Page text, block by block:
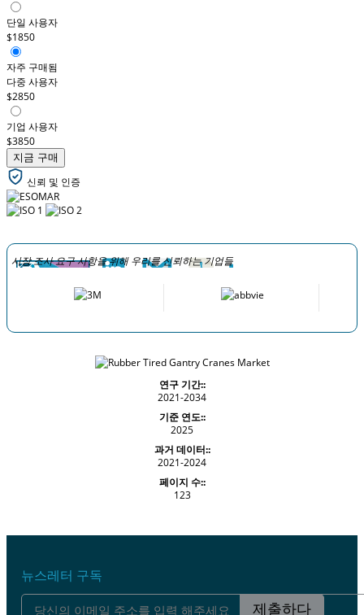
단일 사용자
$1850
자주 구매됨
다중 사용자
$2850
기업 사용자
$3850
지금 구매
신뢰 및 인증
시장 조사 요구 사항을 위해 우리를 신뢰하는 기업들
연구 기간::
2021-2034
기준 연도::
2025
과거 데이터::
2021-2024
페이지 수::
123
뉴스레터 구독
제출하다